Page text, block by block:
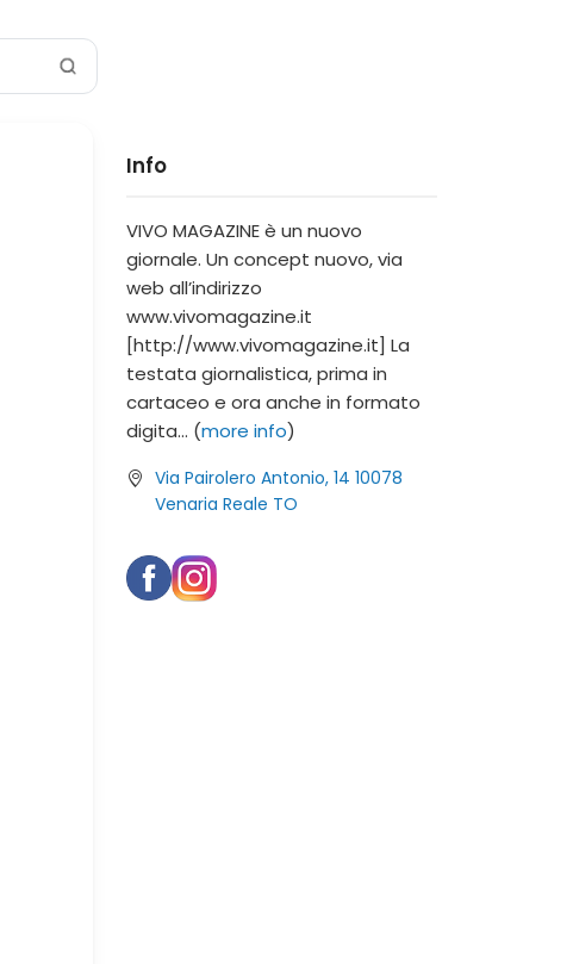
Info
VIVO MAGAZINE è un nuovo
giornale. Un concept nuovo, via
web all’indirizzo
www.vivomagazine.it
[http://www.vivomagazine.it] La
testata giornalistica, prima in
cartaceo e ora anche in formato
digita... (more info)
Via Pairolero Antonio, 14 10078
Venaria Reale TO